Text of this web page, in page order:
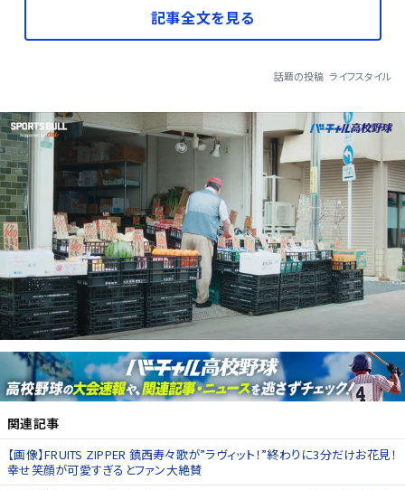
記事全文を見る
話題の投稿 ライフスタイル
関連記事
【画像】FRUITS ZIPPER 鎮西寿々歌が”ラヴィット！”終わりに3分だけお花見！
幸せ笑顔が可愛すぎるとファン大絶賛